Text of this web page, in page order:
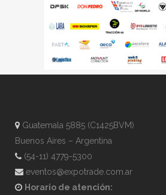
Guatemala 5885 (C1425BVM)
Buenos Aires – Argentina
(54-11) 4779-5300
eventos@expotrade.com.ar
Horario de atención: